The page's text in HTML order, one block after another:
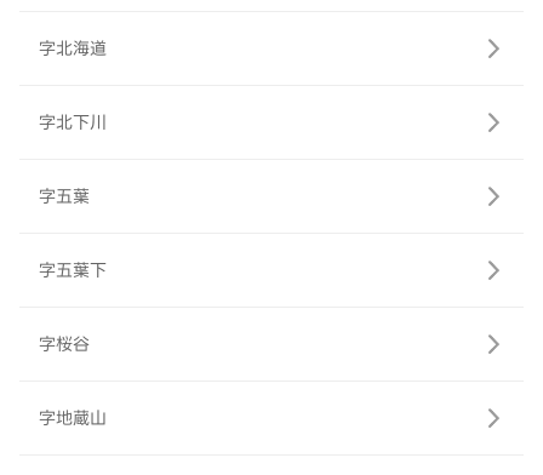
字北海道
字北下川
字五葉
字五葉下
字桜谷
字地蔵山